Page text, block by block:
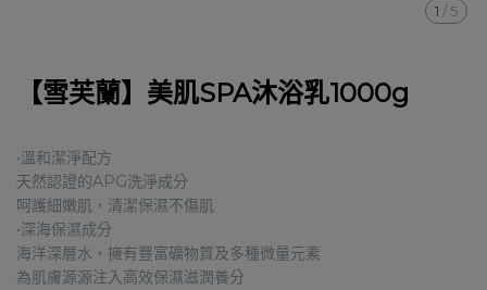
1 / 5
【雪芙蘭】美肌SPA沐浴乳1000g
•溫和潔淨配方
天然認證的APG洗淨成分
呵護細嫩肌，清潔保濕不傷肌
•深海保濕成分
海洋深層水，擁有豐富礦物質及多種微量元素
為肌膚源源注入高效保濕滋潤養分